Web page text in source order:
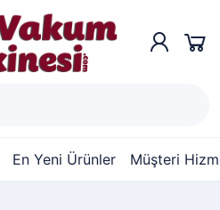
En Yeni Ürünler Müşteri